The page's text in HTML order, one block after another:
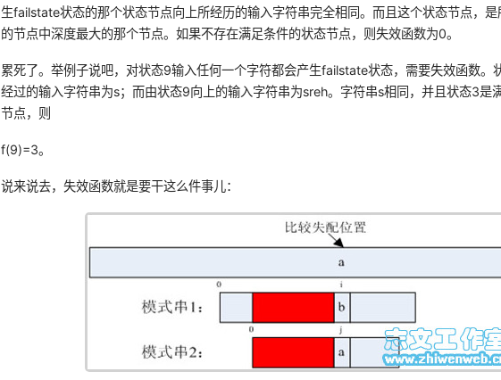
生failstate状态的那个状态节点向上所经历的输入字符串完全相同。而且这个状态节点，
的节点中深度最大的那个节点。如果不存在满足条件的状态节点，则失效函数为0。
累死了。举例子说吧，对状态9输入任何一个字符都会产生failstate状态，需要失效函数。
经过的输入字符串为s；而由状态9向上的输入字符串为sreh。字符串s相同，并且状态3是
节点，则
f(9)=3。
说来说去，失效函数就是要干这么件事儿：